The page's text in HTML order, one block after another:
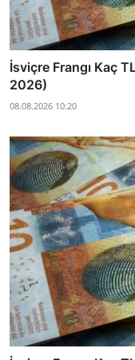
İsviçre Frangı Kaç
2026)
08.08.2026 10:20